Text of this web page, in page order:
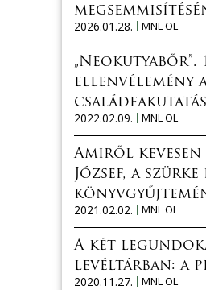
2026.01.28.
MNL OL
„Neokutyabőr”.
ellenvélemény
2022.02.09.
MNL OL
Amiről kevesen
József, a
2021.02.02.
MNL OL
A két
levéltárban: a
2020.11.27.
MNL OL